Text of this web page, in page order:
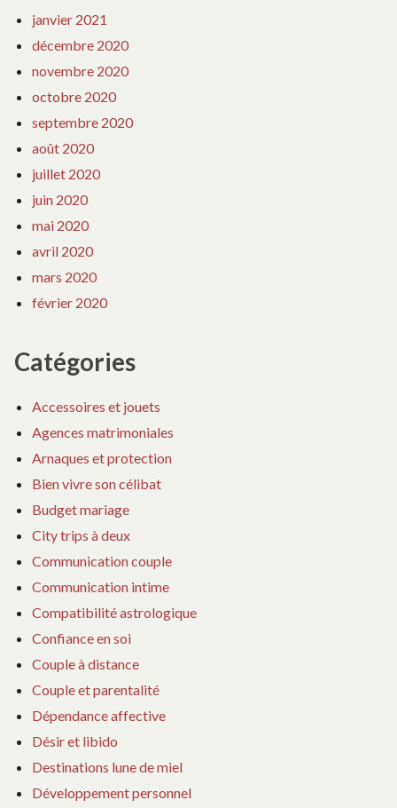
janvier 2021
décembre 2020
novembre 2020
octobre 2020
septembre 2020
août 2020
juillet 2020
juin 2020
mai 2020
avril 2020
mars 2020
février 2020
Catégories
Accessoires et jouets
Agences matrimoniales
Arnaques et protection
Bien vivre son célibat
Budget mariage
City trips à deux
Communication couple
Communication intime
Compatibilité astrologique
Confiance en soi
Couple à distance
Couple et parentalité
Dépendance affective
Désir et libido
Destinations lune de miel
Développement personnel